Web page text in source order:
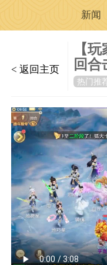
新闻
< 返回主页
【
回合
热门推